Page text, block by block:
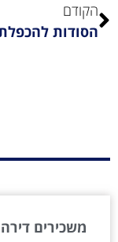
הקודם
משכירים